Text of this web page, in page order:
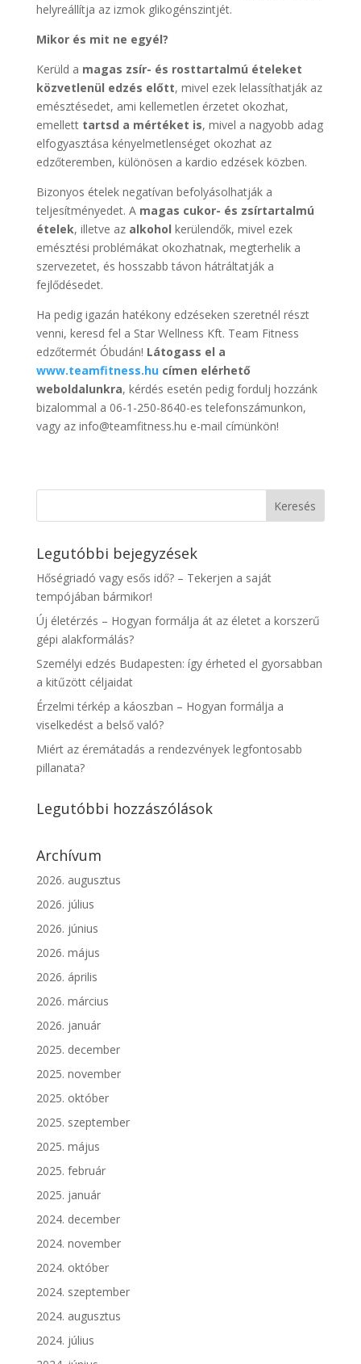
helyreállítja az izmok glikogénszintjét.
Mikor és mit ne egyél?
Kerüld a magas zsír- és rosttartalmú ételeket
közvetlenül edzés előtt, mivel ezek lelassíthatják az
emésztésedet, ami kellemetlen érzetet okozhat,
emellett tartsd a mértéket is, mivel a nagyobb adag
elfogyasztása kényelmetlenséget okozhat az
edzőteremben, különösen a kardio edzések közben.
Bizonyos ételek negatívan befolyásolhatják a
teljesítményedet. A magas cukor- és zsírtartalmú
ételek, illetve az alkohol kerülendők, mivel ezek
emésztési problémákat okozhatnak, megterhelik a
szervezetet, és hosszabb távon hátráltatják a
fejlődésedet.
Ha pedig igazán hatékony edzéseken szeretnél részt
venni, keresd fel a Star Wellness Kft. Team Fitness
edzőtermét Óbudán! Látogass el a
www.teamfitness.hucímen elérhető
weboldalunkra, kérdés esetén pedig fordulj hozzánk
bizalommal a 06-1-250-8640-es telefonszámunkon,
vagy az info@teamfitness.hu e-mail címünkön!
Legutóbbi bejegyzések
Hőségriadó vagy esős idő? – Tekerjen a saját
tempójában bármikor!
Új életérzés – Hogyan formálja át az életet a korszerű
gépi alakformálás?
Személyi edzés Budapesten: így érheted el gyorsabban
a kitűzött céljaidat
Érzelmi térkép a káoszban – Hogyan formálja a
viselkedést a belső való?
Miért az éremátadás a rendezvények legfontosabb
pillanata?
Legutóbbi hozzászólások
Archívum
2026. augusztus
2026. július
2026. június
2026. május
2026. április
2026. március
2026. január
2025. december
2025. november
2025. október
2025. szeptember
2025. május
2025. február
2025. január
2024. december
2024. november
2024. október
2024. szeptember
2024. augusztus
2024. július